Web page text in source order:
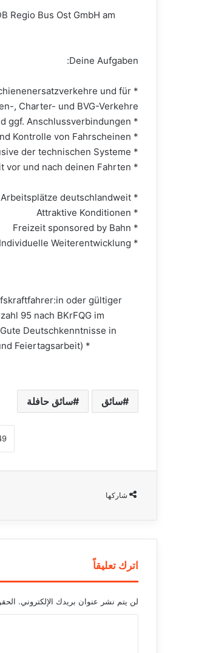
Regio Bus Ost GmbH am
Deine Aufgaben:
und für
, Charter- und BVG-Verkehre
* Information und Beratung der Fahrgäste über Fahrpläne, Tarife und ggf. Anschlussverbindungen
* Verkauf und Kontrolle von Fahrscheinen
* Prüfung der Einsatzfähigkeit deines Fahrzeugs inklusive der technischen Systeme
* Sicherstellen von Ordnung und Sauberkeit vor und nach deinen Fahrten
* Arbeitsplätze deutschlandweit
* Attraktive Konditionen
* Freizeit sponsored by Bahn
* Individuelle Weiterentwicklung
oder gültiger
95 nach BKrFQG im
Deutschkenntnisse in
Feiertagsarbeit) *
سائق سائق حافلة
شاركها
اترك تعليقاً
لن يتم نشر عنوان بريدك الإلكتروني.